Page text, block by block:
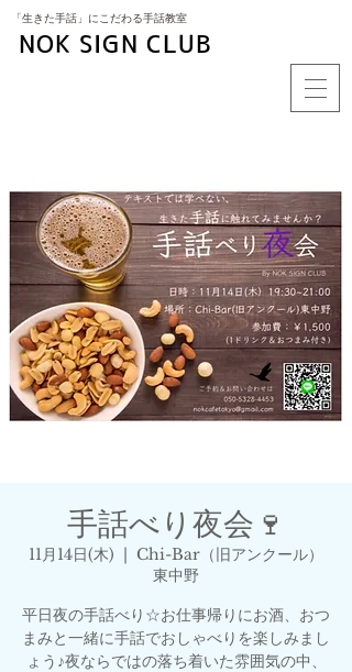
​「生きた手話」にこだわる手話教室
NOK SIGN CLUB
手話べり夜会🍷
11月14日(木)
  |
Chi-Bar（旧アンクール）
東中野
平日夜の手話べり☆お仕事帰りにお酒、おつ
まみと一緒に手話でおしゃべりを楽しみまし
ょう♪夜ならではの落ち着いた雰囲気の中、